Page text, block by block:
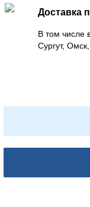
Доставка
В том числе
Сургут,